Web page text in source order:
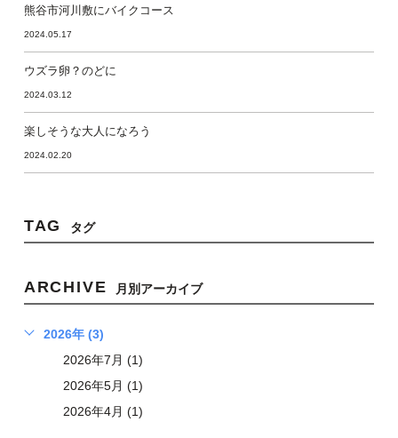
熊谷市河川敷にバイクコース
2024.05.17
ウズラ卵？のどに
2024.03.12
楽しそうな大人になろう
2024.02.20
TAG タグ
ARCHIVE 月別アーカイブ
2026年 (3)
2026年7月 (1)
2026年5月 (1)
2026年4月 (1)